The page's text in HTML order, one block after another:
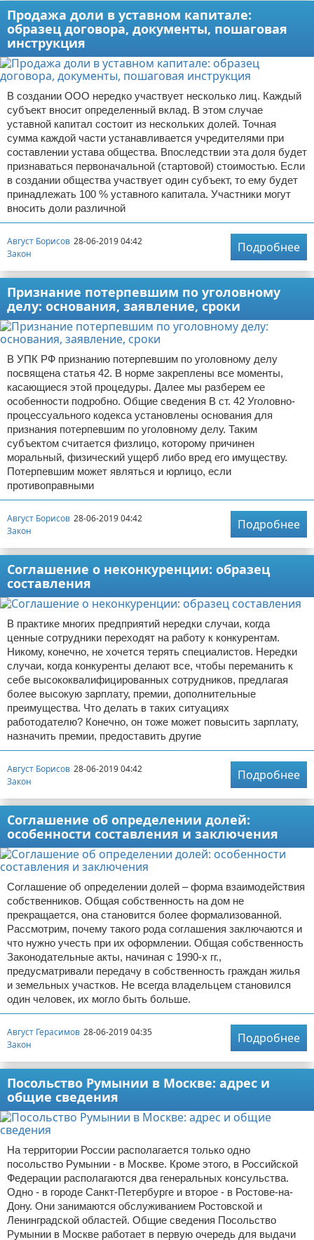
Продажа доли в уставном капитале:
образец договора, документы, пошаговая
инструкция
В создании ООО нередко участвует несколько лиц. Каждый
субъект вносит определенный вклад. В этом случае
уставной капитал состоит из нескольких долей. Точная
сумма каждой части устанавливается учредителями при
составлении устава общества. Впоследствии эта доля будет
признаваться первоначальной (стартовой) стоимостью. Если
в создании общества участвует один субъект, то ему будет
принадлежать 100 % уставного капитала. Участники могут
вносить доли различной
Август Борисов 28-06-2019 04:42
Закон
Подробнее
Признание потерпевшим по уголовному
делу: основания, заявление, сроки
В УПК РФ признанию потерпевшим по уголовному делу
посвящена статья 42. В норме закреплены все моменты,
касающиеся этой процедуры. Далее мы разберем ее
особенности подробно. Общие сведения В ст. 42 Уголовно-
процессуального кодекса установлены основания для
признания потерпевшим по уголовному делу. Таким
субъектом считается физлицо, которому причинен
моральный, физический ущерб либо вред его имуществу.
Потерпевшим может являться и юрлицо, если
противоправными
Август Борисов 28-06-2019 04:42
Закон
Подробнее
Соглашение о неконкуренции: образец
составления
В практике многих предприятий нередки случаи, когда
ценные сотрудники переходят на работу к конкурентам.
Никому, конечно, не хочется терять специалистов. Нередки
случаи, когда конкуренты делают все, чтобы переманить к
себе высококвалифицированных сотрудников, предлагая
более высокую зарплату, премии, дополнительные
преимущества. Что делать в таких ситуациях
работодателю? Конечно, он тоже может повысить зарплату,
назначить премии, предоставить другие
Август Борисов 28-06-2019 04:42
Закон
Подробнее
Соглашение об определении долей:
особенности составления и заключения
Соглашение об определении долей – форма взаимодействия
собственников. Общая собственность на дом не
прекращается, она становится более формализованной.
Рассмотрим, почему такого рода соглашения заключаются и
что нужно учесть при их оформлении. Общая собственность
Законодательные акты, начиная с 1990-х гг.,
предусматривали передачу в собственность граждан жилья
и земельных участков. Не всегда владельцем становился
один человек, их могло быть больше.
Август Герасимов 28-06-2019 04:35
Закон
Подробнее
Посольство Румынии в Москве: адрес и
общие сведения
На территории России располагается только одно
посольство Румынии - в Москве. Кроме этого, в Российской
Федерации располагаются два генеральных консульства.
Одно - в городе Санкт-Петербурге и второе - в Ростове-на-
Дону. Они занимаются обслуживанием Ростовской и
Ленинградской областей. Общие сведения Посольство
Румынии в Москве работает в первую очередь для выдачи